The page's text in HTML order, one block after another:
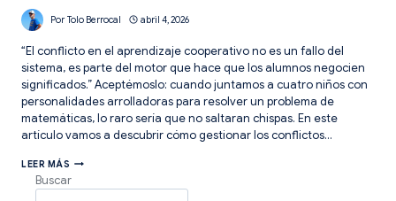
Por Tolo Berrocal abril 4, 2026
“El conflicto en el aprendizaje cooperativo no es un fallo del
sistema, es parte del motor que hace que los alumnos negocien
significados.” Aceptémoslo: cuando juntamos a cuatro niños con
personalidades arrolladoras para resolver un problema de
matemáticas, lo raro sería que no saltaran chispas. En este
artículo vamos a descubrir cómo gestionar los conflictos…
LEER MÁS CONFLICTOS
EL
Buscar